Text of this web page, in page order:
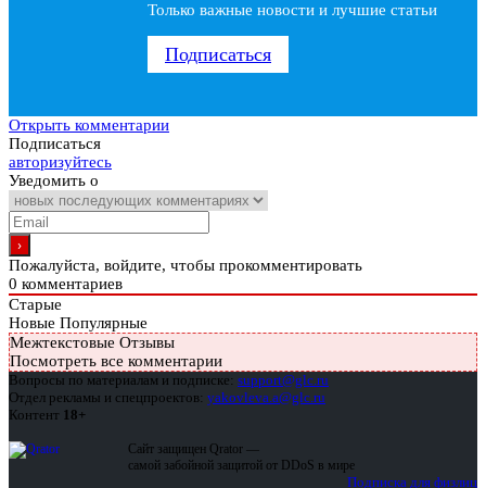
Только важные новости и лучшие статьи
Подписаться
Открыть комментарии
Подписаться
авторизуйтесь
Уведомить о
Пожалуйста, войдите, чтобы прокомментировать
0 комментариев
Старые
Новые Популярные
Межтекстовые Отзывы
Посмотреть все комментарии
Вопросы по материалам и подписке: support@glc.ru
Отдел рекламы и спецпроектов: yakovleva.a@glc.ru
Контент 18+
Сайт защищен Qrator —
самой забойной защитой от DDoS в мире
Подписка для физлиц